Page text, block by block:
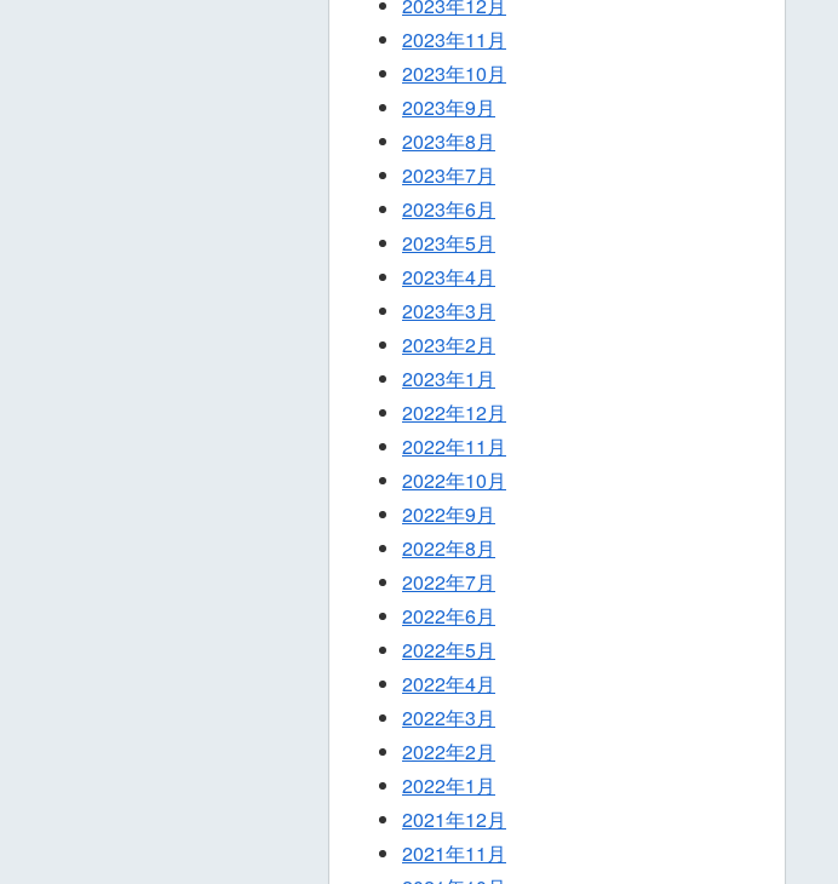
2023年11月
2023年10月
2023年9月
2023年8月
2023年7月
2023年6月
2023年5月
2023年4月
2023年3月
2023年2月
2023年1月
2022年12月
2022年11月
2022年10月
2022年9月
2022年8月
2022年7月
2022年6月
2022年5月
2022年4月
2022年3月
2022年2月
2022年1月
2021年12月
2021年11月